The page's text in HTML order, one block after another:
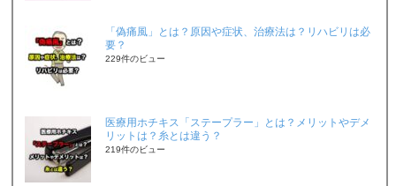
「偽痛風」とは？原因や症状、治療法は？リハビリは必
要？
229件のビュー
医療用ホチキス「ステープラー」とは？メリットやデメ
リットは？糸とは違う？
219件のビュー